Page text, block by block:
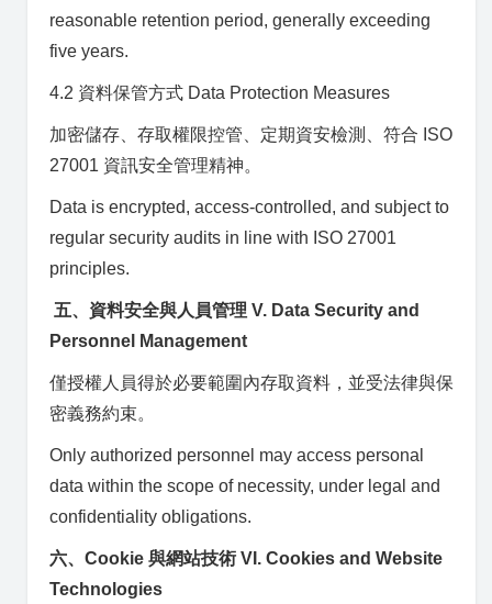
reasonable retention period, generally exceeding
five years.
4.2 資料保管方式 Data Protection Measures
加密儲存、存取權限控管、定期資安檢測、符合 ISO
27001 資訊安全管理精神。
Data is encrypted, access-controlled, and subject to
regular security audits in line with ISO 27001
principles.
五、資料安全與人員管理 V. Data Security and
Personnel Management
僅授權人員得於必要範圍內存取資料，並受法律與保
密義務約束。
Only authorized personnel may access personal
data within the scope of necessity, under legal and
confidentiality obligations.
六、Cookie 與網站技術 VI. Cookies and Website
Technologies